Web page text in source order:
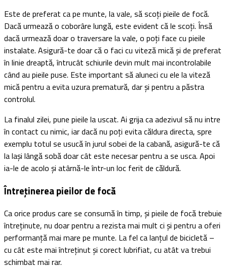
Este de preferat ca pe munte, la vale, să scoți pieile de focă.
Dacă urmează o coborâre lungă, este evident că le scoți. Însă
dacă urmează doar o traversare la vale, o poți face cu pieile
instalate. Asigură-te doar că o faci cu viteză mică și de preferat
în linie dreaptă, întrucât schiurile devin mult mai incontrolabile
când au pieile puse. Este important să aluneci cu ele la viteză
mică pentru a evita uzura prematură, dar și pentru a păstra
controlul.
La finalul zilei, pune pieile la uscat. Ai grija ca adezivul să nu intre
în contact cu nimic, iar dacă nu poți evita căldura directa, spre
exemplu totul se usucă în jurul sobei de la cabană, asigură-te că
la lași lângă sobă doar cât este necesar pentru a se usca. Apoi
ia-le de acolo și atârnă-le într-un loc ferit de căldură.
Întreținerea pieilor de focă
Ca orice produs care se consumă în timp, și pieile de focă trebuie
întreținute, nu doar pentru a rezista mai mult ci și pentru a oferi
performanță mai mare pe munte. La fel ca lanțul de bicicletă –
cu cât este mai întreținut și corect lubrifiat, cu atât va trebui
schimbat mai rar.